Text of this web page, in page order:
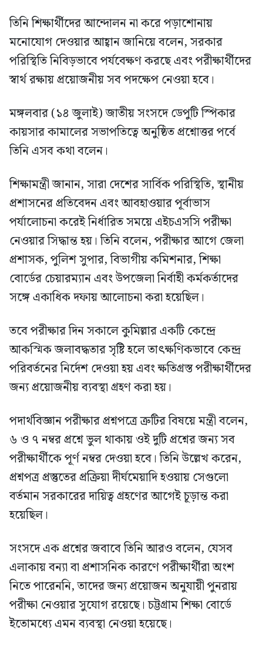
তিনি শিক্ষার্থীদের আন্দোলন না করে পড়াশোনায়
মনোযোগ দেওয়ার আহ্বান জানিয়ে বলেন, সরকার
পরিস্থিতি নিবিড়ভাবে পর্যবেক্ষণ করছে এবং পরীক্ষার্থীদের
স্বার্থ রক্ষায় প্রয়োজনীয় সব পদক্ষেপ নেওয়া হবে।
মঙ্গলবার (১৪ জুলাই) জাতীয় সংসদে ডেপুটি স্পিকার
কায়সার কামালের সভাপতিত্বে অনুষ্ঠিত প্রশ্নোত্তর পর্বে
তিনি এসব কথা বলেন।
শিক্ষামন্ত্রী জানান, সারা দেশের সার্বিক পরিস্থিতি, স্থানীয়
প্রশাসনের প্রতিবেদন এবং আবহাওয়ার পূর্বাভাস
পর্যালোচনা করেই নির্ধারিত সময়ে এইচএসসি পরীক্ষা
নেওয়ার সিদ্ধান্ত হয়। তিনি বলেন, পরীক্ষার আগে জেলা
প্রশাসক, পুলিশ সুপার, বিভাগীয় কমিশনার, শিক্ষা
বোর্ডের চেয়ারম্যান এবং উপজেলা নির্বাহী কর্মকর্তাদের
সঙ্গে একাধিক দফায় আলোচনা করা হয়েছিল।
তবে পরীক্ষার দিন সকালে কুমিল্লার একটি কেন্দ্রে
আকস্মিক জলাবদ্ধতার সৃষ্টি হলে তাৎক্ষণিকভাবে কেন্দ্র
পরিবর্তনের নির্দেশ দেওয়া হয় এবং ক্ষতিগ্রস্ত পরীক্ষার্থীদের
জন্য প্রয়োজনীয় ব্যবস্থা গ্রহণ করা হয়।
পদার্থবিজ্ঞান পরীক্ষার প্রশ্নপত্রে ত্রুটির বিষয়ে মন্ত্রী বলেন,
৬ ও ৭ নম্বর প্রশ্নে ভুল থাকায় ওই দুটি প্রশ্নের জন্য সব
পরীক্ষার্থীকে পূর্ণ নম্বর দেওয়া হবে। তিনি উল্লেখ করেন,
প্রশ্নপত্র প্রস্তুতের প্রক্রিয়া দীর্ঘমেয়াদি হওয়ায় সেগুলো
বর্তমান সরকারের দায়িত্ব গ্রহণের আগেই চূড়ান্ত করা
হয়েছিল।
সংসদে এক প্রশ্নের জবাবে তিনি আরও বলেন, যেসব
এলাকায় বন্যা বা প্রশাসনিক কারণে পরীক্ষার্থীরা অংশ
নিতে পারেননি, তাদের জন্য প্রয়োজন অনুযায়ী পুনরায়
পরীক্ষা নেওয়ার সুযোগ রয়েছে। চট্টগ্রাম শিক্ষা বোর্ডে
ইতোমধ্যে এমন ব্যবস্থা নেওয়া হয়েছে।